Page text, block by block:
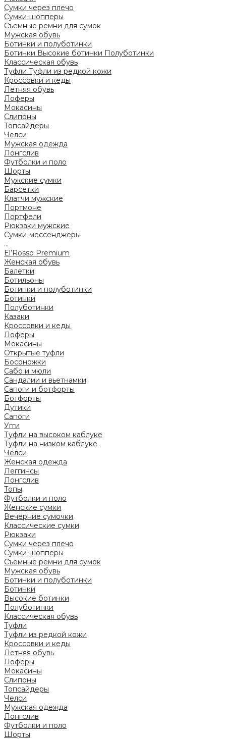
Сумки через плечо
Сумки-шопперы
Съемные ремни для сумок
Мужская обувь
Ботинки и полуботинки
Ботинки Высокие ботинки Полуботинки
Классическая обувь
Туфли Туфли из редкой кожи
Кроссовки и кеды
Летняя обувь
Лоферы
Мокасины
Слипоны
Топсайдеры
Челси
Мужская одежда
Лонгслив
Футболки и поло
Шорты
Мужские сумки
Барсетки
Клатчи мужские
Портмоне
Портфели
Рюкзаки мужские
Сумки-мессенджеры
...
El’Rosso Premium
Женская обувь
Балетки
Ботильоны
Ботинки и полуботинки
Ботинки
Полуботинки
Казаки
Кроссовки и кеды
Лоферы
Мокасины
Открытые туфли
Босоножки
Сабо и мюли
Сандалии и вьетнамки
Сапоги и ботфорты
Ботфорты
Дутики
Сапоги
Угги
Туфли на высоком каблуке
Туфли на низком каблуке
Челси
Женская одежда
Леггинсы
Лонгслив
Топы
Футболки и поло
Женские сумки
Вечерние сумочки
Классические сумки
Рюкзаки
Сумки через плечо
Сумки-шопперы
Съемные ремни для сумок
Мужская обувь
Ботинки и полуботинки
Ботинки
Высокие ботинки
Полуботинки
Классическая обувь
Туфли
Туфли из редкой кожи
Кроссовки и кеды
Летняя обувь
Лоферы
Мокасины
Слипоны
Топсайдеры
Челси
Мужская одежда
Лонгслив
Футболки и поло
Шорты